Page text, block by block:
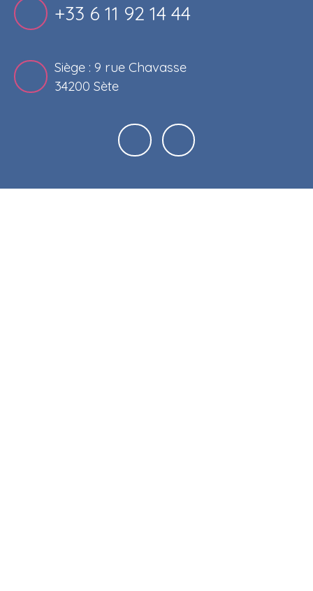
+33 6 11 92 14 44
Siège : 9 rue Chavasse
34200 Sète